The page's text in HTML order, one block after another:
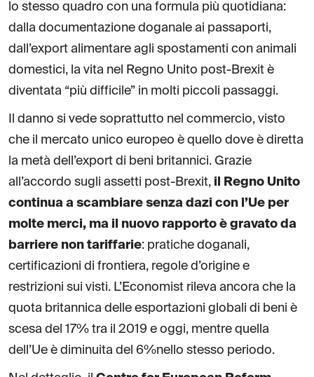
lo stesso quadro con una formula più quotidiana:
dalla documentazione doganale ai passaporti,
dall’export alimentare agli spostamenti con animali
domestici, la vita nel Regno Unito post-Brexit è
diventata “più difficile” in molti piccoli passaggi.
Il danno si vede soprattutto nel commercio, visto
che il mercato unico europeo è quello dove è diretta
la metà dell’export di beni britannici. Grazie
all’accordo sugli assetti post-Brexit, il Regno Unito
continua a scambiare senza dazi con l’Ue per
molte merci, ma il nuovo rapporto è gravato da
barriere non tariffarie: pratiche doganali,
certificazioni di frontiera, regole d’origine e
restrizioni sui visti. L’Economist rileva ancora che la
quota britannica delle esportazioni globali di beni è
scesa del 17% tra il 2019 e oggi, mentre quella
dell’Ue è diminuita del 6%nello stesso periodo.